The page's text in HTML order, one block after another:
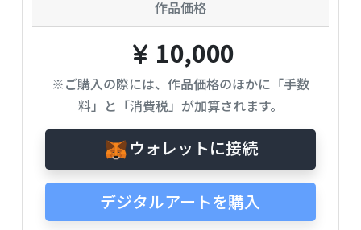
作品価格
10,000
※ご購入の際には、作品価格のほかに「手数
料」と「消費税」が加算されます。
ウォレットに接続
デジタルアートを購入